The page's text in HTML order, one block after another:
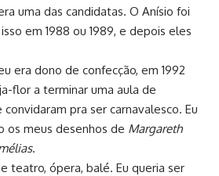
uma das candidatas. O Anísio foi
em 1988 ou 1989, e depois eles
era dono de confecção, em 1992
flor a terminar uma aula de
pra ser carnavalesco. Eu
os meus desenhos de Margareth
.
teatro, ópera, balé. Eu queria ser